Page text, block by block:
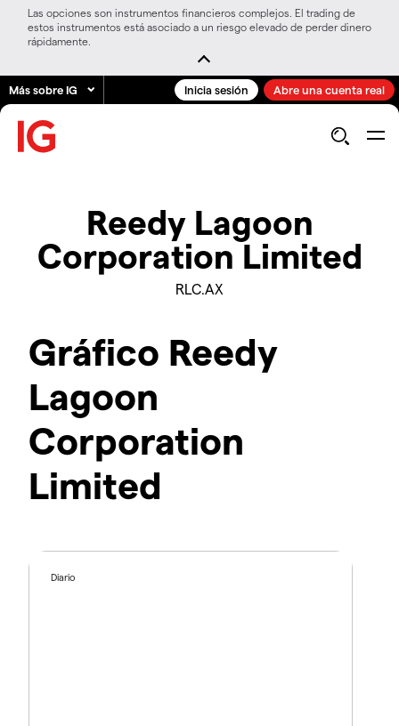
Las opciones son instrumentos financieros complejos. El trading de
estos instrumentos está asociado a un riesgo elevado de perder dinero
rápidamente.
Más sobre IG Inicia sesión Abre una cuenta real
Reedy Lagoon
Corporation Limited
RLC.AX
Gráfico Reedy
Lagoon
Corporation
Limited
Diario